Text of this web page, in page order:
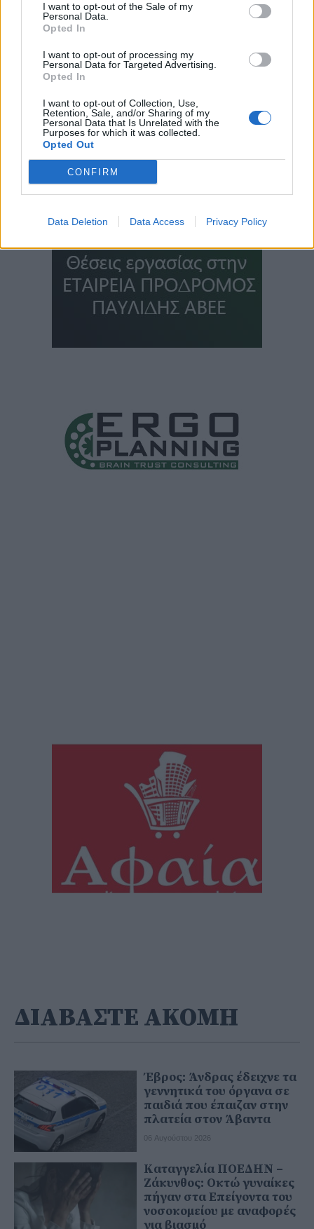
I want to opt-out of the Sale of my
Personal Data.
Opted In
I want to opt-out of processing my
Personal Data for Targeted Advertising.
Opted In
I want to opt-out of Collection, Use,
Retention, Sale, and/or Sharing of my
Personal Data that Is Unrelated with the
Purposes for which it was collected.
Opted Out
CONFIRM
Data Deletion Data Access Privacy Policy
ΔΙΑΒΑΣΤΕ ΑΚΟΜΗ
Έβρος: Άνδρας έδειχνε τα
γεννητικά του όργανα σε
παιδιά που έπαιζαν στην
πλατεία στον Άβαντα
06 Αυγούστου 2026
Καταγγελία ΠΟΕΔΗΝ –
Ζάκυνθος: Οκτώ γυναίκες
πήγαν στα Επείγοντα του
νοσοκομείου με αναφορές
για βιασμό